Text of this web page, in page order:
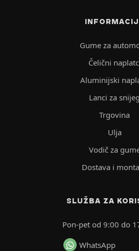
Gume za
Čelični
Aluminijski
Lanci za snijeg
Trgovina
Ulja
Vodič za
Dostava i
SLUŽBA ZA
Pon-pet od 9:00 do
WhatsApp